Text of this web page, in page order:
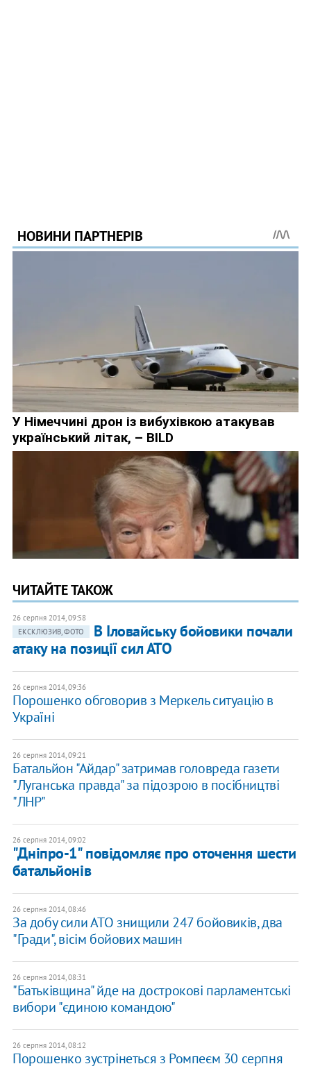
ЧИТАЙТЕ ТАКОЖ
26 серпня 2014, 09:58
ЕКСКЛЮЗИВ, ФОТО
В Іловайську бойовики почали
атаку на позиції сил АТО
26 серпня 2014, 09:36
Порошенко обговорив з Меркель ситуацію в
Україні
26 серпня 2014, 09:21
Батальйон "Айдар" затримав головреда газети
"Луганська правда" за підозрою в посібництві
"ЛНР"
26 серпня 2014, 09:02
"Дніпро-1" повідомляє про оточення шести
батальйонів
26 серпня 2014, 08:46
За добу сили АТО знищили 247 бойовиків, два
"Гради", вісім бойових машин
26 серпня 2014, 08:31
"Батьківщина" йде на дострокові парламентські
вибори "єдиною командою"
26 серпня 2014, 08:12
Порошенко зустрінеться з Ромпеєм 30 серпня